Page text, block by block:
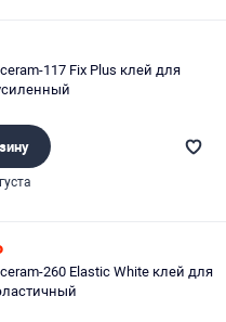
117 Fix Plus клей для
260 Elastic White клей для